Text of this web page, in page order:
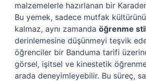
malzemelerle hazırlanan bir
Bu yemek, sadece mutfak
kalmaz, aynı zamanda öğrenme
derinlemesine düşünmeyi teşvik
öğrenciler bir Banduma tarifi
görsel, işitsel ve kinestetik
arada deneyimleyebilir. Bu süreç,